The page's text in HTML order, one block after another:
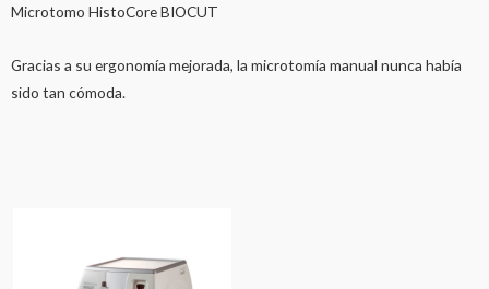
Microtomo HistoCore BIOCUT
Gracias a su ergonomía mejorada, la microtomía manual nunca había
sido tan cómoda.